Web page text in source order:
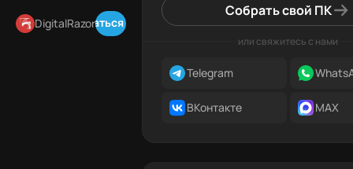
DigitalRazor
Подписаться в Telegram
Собрать свой ПК
или свяжитесь с нами
Telegram
ВКонтакте MAX